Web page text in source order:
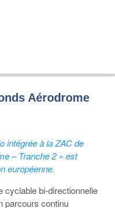
Aérodrome
intégrée à la ZAC de
– Tranche 2 » est
européenne.
cyclable bi-directionnelle
parcours continu